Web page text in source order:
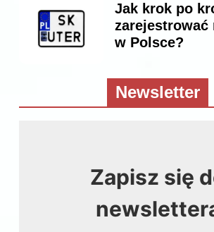
Jak krok po
zarejestrować
w Polsce?
Newsletter
Zapisz się